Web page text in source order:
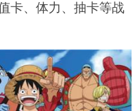
卡、体力、抽卡等战